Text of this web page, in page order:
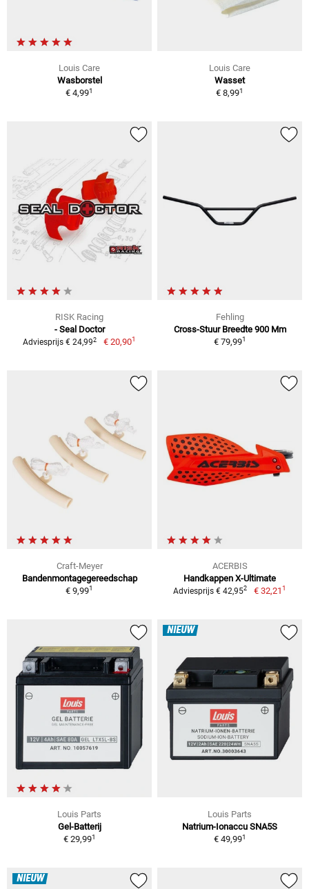
Louis Care
Wasborstel
€ 4,991
Louis Care
Wasset
€ 8,991
RISK Racing
- Seal Doctor
Adviesprijs € 24,992 € 20,901
Fehling
Cross-Stuur Breedte 900 Mm
€ 79,991
Craft-Meyer
Bandenmontagegereedschap
€ 9,991
ACERBIS
Handkappen X-Ultimate
Adviesprijs € 42,952 € 32,211
Louis Parts
Gel-Batterij
€ 29,991
NIEUW
Louis Parts
Natrium-Ionaccu SNA5S
€ 49,991
NIEUW